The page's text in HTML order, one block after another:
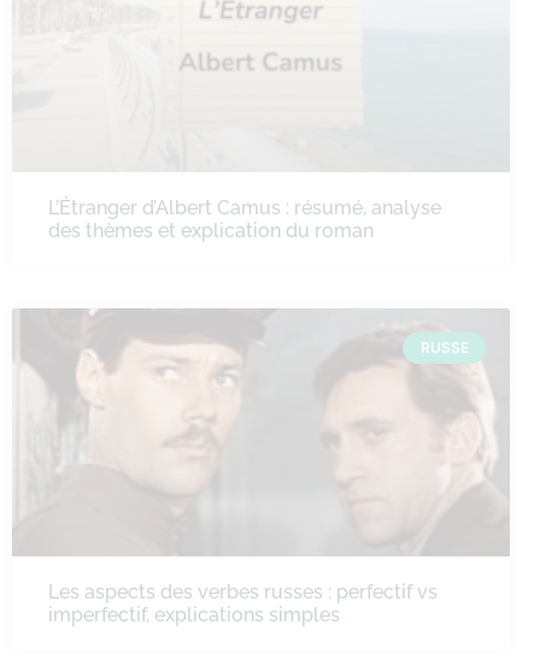
L’Étranger d’Albert Camus : résumé, analyse
des thèmes et explication du roman
RUSSE
Les aspects des verbes russes : perfectif vs
imperfectif, explications simples